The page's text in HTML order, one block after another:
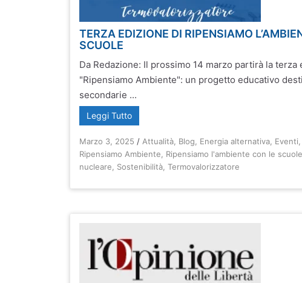
TERZA EDIZIONE DI RIPENSIAMO
SCUOLE
Da Redazione: Il prossimo 14 marzo partirà la terza
"Ripensiamo Ambiente": un progetto educativo
secondarie ...
Leggi Tutto
Marzo 3, 2025 / Attualità Blog Energia alternativa Eventi
Ripensiamo Ambiente
Ripensiamo l'ambiente con le
nucleare
Sostenibilità ,Termovalorizzatore